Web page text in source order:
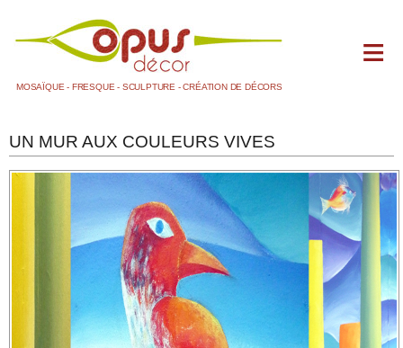
MOSAÏQUE - FRESQUE - SCULPTURE - CRÉATION DE DÉCORS
BLOG
DOMAINES D'ACTIVITÉS
LA FRESQUE PEINTE
LA MOSAÏQUE
1 SALLE DE BAIN
2 AUTRES
LA SCULPTURE ET LE MOULAGE
+
UN MUR AUX COULEURS VIVES